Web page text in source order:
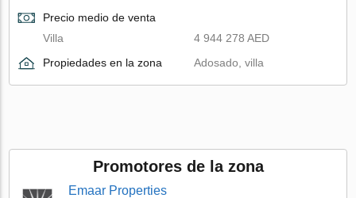
Precio medio de venta
Villa
4 944 278 AED
Propiedades en la zona
Adosado, villa
Promotores de la zona
Emaar Properties